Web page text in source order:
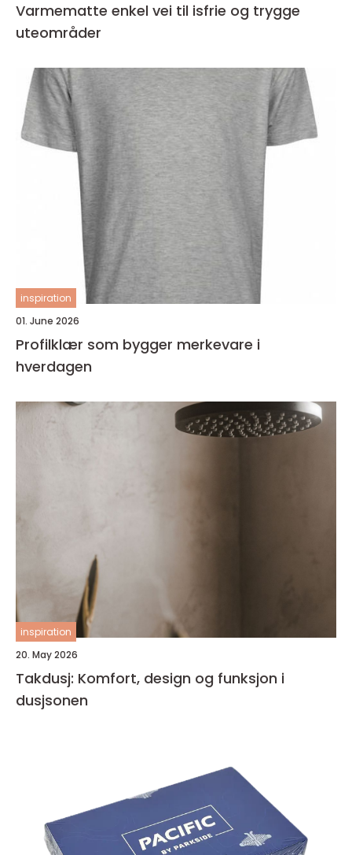
Varmematte enkel vei til isfrie og trygge
uteområder
inspiration
01. June 2026
Profilklær som bygger merkevare i
hverdagen
inspiration
20. May 2026
Takdusj: Komfort, design og funksjon i
dusjsonen